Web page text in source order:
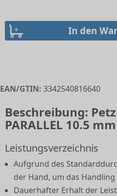
EAN/GTIN: 3342540816640
Beschreibung:
PARALLEL 10.5
Leistungsverzeichnis
Aufgrund des
der Hand, um das
Dauerhafter Erhalt der